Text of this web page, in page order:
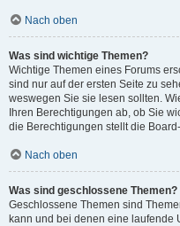
Nach oben
Was sind wichtige Themen?
Wichtige Themen eines Forums
sind nur auf der ersten Seite zu
weswegen Sie sie lesen sollten.
Ihren Berechtigungen ab, ob Sie
die Berechtigungen stellt die
Nach oben
Was sind geschlossene Themen?
Geschlossene Themen sind
kann und bei denen eine laufende